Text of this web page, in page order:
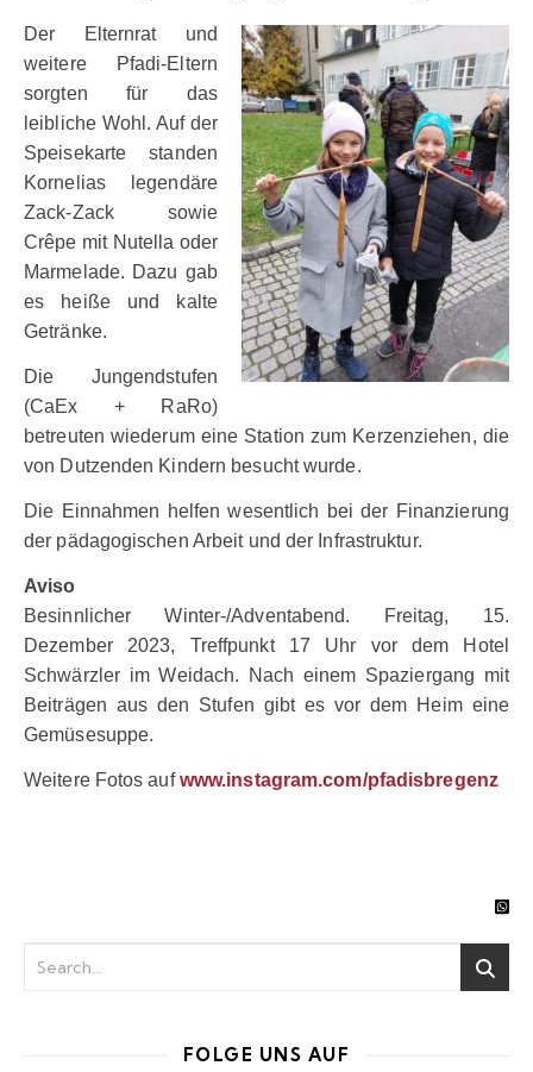
Der Elternrat und
weitere Pfadi-Eltern
sorgten für das
leibliche Wohl. Auf der
Speisekarte standen
Kornelias legendäre
Zack-Zack sowie
Crêpe mit Nutella oder
Marmelade. Dazu gab
es heiße und kalte
Getränke.
Die Jungendstufen
(CaEx + RaRo)
betreuten wiederum eine Station zum Kerzenziehen, die
von Dutzenden Kindern besucht wurde.
Die Einnahmen helfen wesentlich bei der Finanzierung
der pädagogischen Arbeit und der Infrastruktur.
Aviso
Besinnlicher Winter-/Adventabend. Freitag, 15.
Dezember 2023, Treffpunkt 17 Uhr vor dem Hotel
Schwärzler im Weidach. Nach einem Spaziergang mit
Beiträgen aus den Stufen gibt es vor dem Heim eine
Gemüsesuppe.
Weitere Fotos aufwww.instagram.com/pfadisbregenz
FOLGE UNS AUF